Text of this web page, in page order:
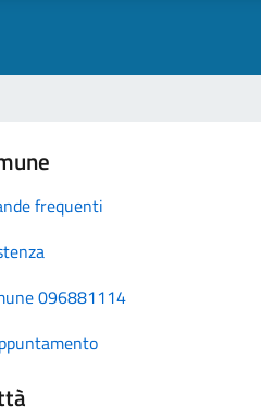
frequenti
096881114